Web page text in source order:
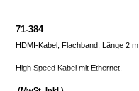
71-384
HDMI-Kabel, Flachband, Länge 2 m
High Speed Kabel mit Ethernet.